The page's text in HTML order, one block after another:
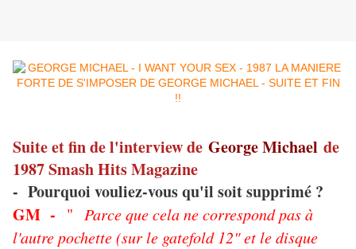
Suite et fin de l'interview de George Michael de
1987 Smash Hits Magazine
- Pourquoi vouliez-vous qu'il soit supprimé ?
GM - " Parce que cela ne correspond pas à
l'autre pochette (sur le gatefold 12" et le disque